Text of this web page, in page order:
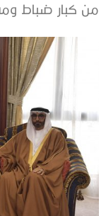
من كبار ضباط